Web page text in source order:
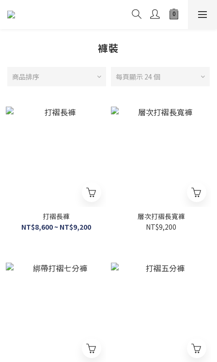
褲裝
商品排序 每頁顯示 24 個
打褶長褲
NT$8,600 ~ NT$9,200
層次打褶長寬褲
NT$9,200